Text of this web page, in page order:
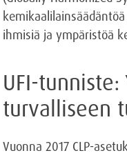
ihmisiä ja ympäristöä
UFI-
turvalliseen
Vuonna 2017 CLP-